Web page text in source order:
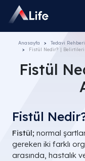
Anasayfa Tedavi Rehberi
Fistül Nedir? | Belirtileri
Fistül
Fistül
Fistül; normal
gereken iki farklı
arasında, hastalık